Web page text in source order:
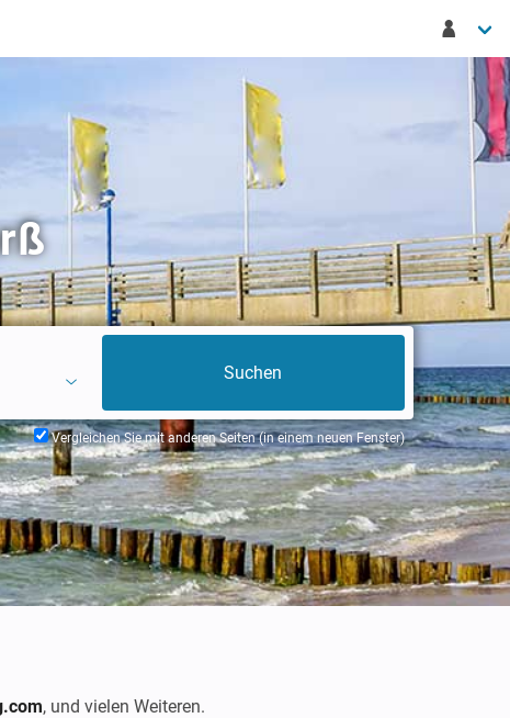
Vergleichen Sie mit anderen Seiten (in einem neuen Fenster)
, und vielen Weiteren.